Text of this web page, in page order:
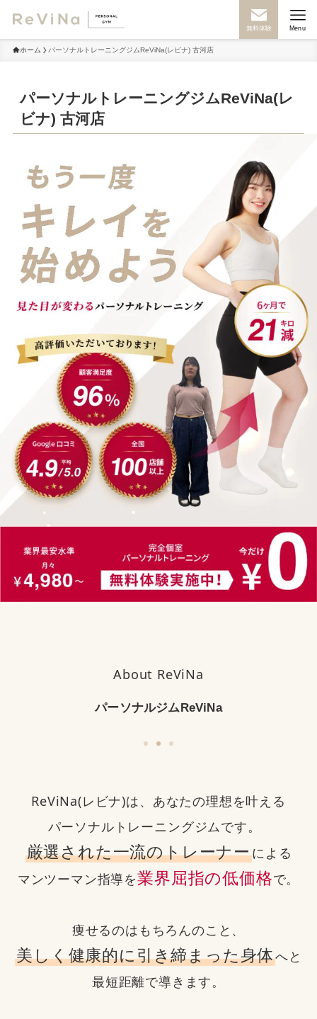
無料体験 Menu
ホーム パーソナルトレーニングジムReViNa(レビナ) 古河店
パーソナルトレーニングジムReViNa(レ
ビナ) 古河店
About ReViNa
パーソナルジムReViNa
ReViNa(レビナ)は、あなたの理想を叶える
パーソナルトレーニングジムです。
厳選された一流のトレーナーによる
マンツーマン指導を業界屈指の低価格で。
痩せるのはもちろんのこと、
美しく健康的に引き締まった身体へと
最短距離で導きます。